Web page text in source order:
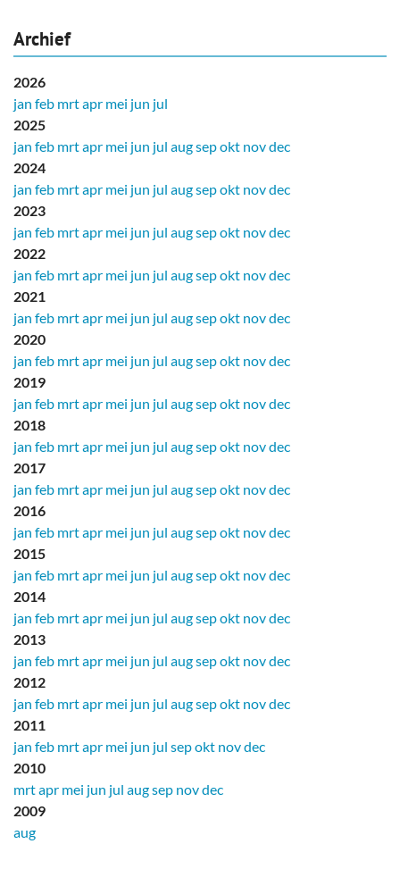
Archief
2026
jan feb mrtapr mei jun jul
2025
jan feb mrtapr mei jun jul augsepokt novdec
2024
jan feb mrtapr mei jun jul augsepokt novdec
2023
jan feb mrtapr mei jun jul augsepokt novdec
2022
jan feb mrtapr mei jun jul augsepokt novdec
2021
jan feb mrtapr mei jun jul augsepokt novdec
2020
jan feb mrtapr mei jun jul augsepokt novdec
2019
jan feb mrtapr mei jun jul augsepokt novdec
2018
jan feb mrtapr mei jun jul augsepokt novdec
2017
jan feb mrtapr mei jun jul augsepokt novdec
2016
jan feb mrtapr mei jun jul augsepokt novdec
2015
jan feb mrtapr mei jun jul augsepokt novdec
2014
jan feb mrtapr mei jun jul augsepokt novdec
2013
jan feb mrtapr mei jun jul augsepokt novdec
2012
jan feb mrtapr mei jun jul augsepokt novdec
2011
jan feb mrtapr mei jun jul sepokt novdec
2010
mrtapr mei jun jul augsep novdec
2009
aug